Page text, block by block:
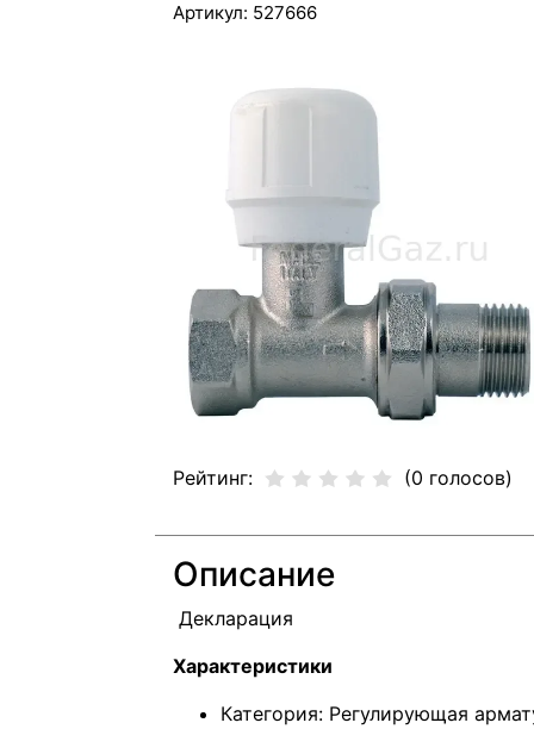
Артикул: 527666
Рейтинг: (0 голосов)
Описание
Декларация
Характеристики
Категория: Регулирующая